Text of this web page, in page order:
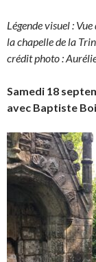
Légende visuel :
la chapelle de la
crédit photo :
Samedi 18
avec Baptiste